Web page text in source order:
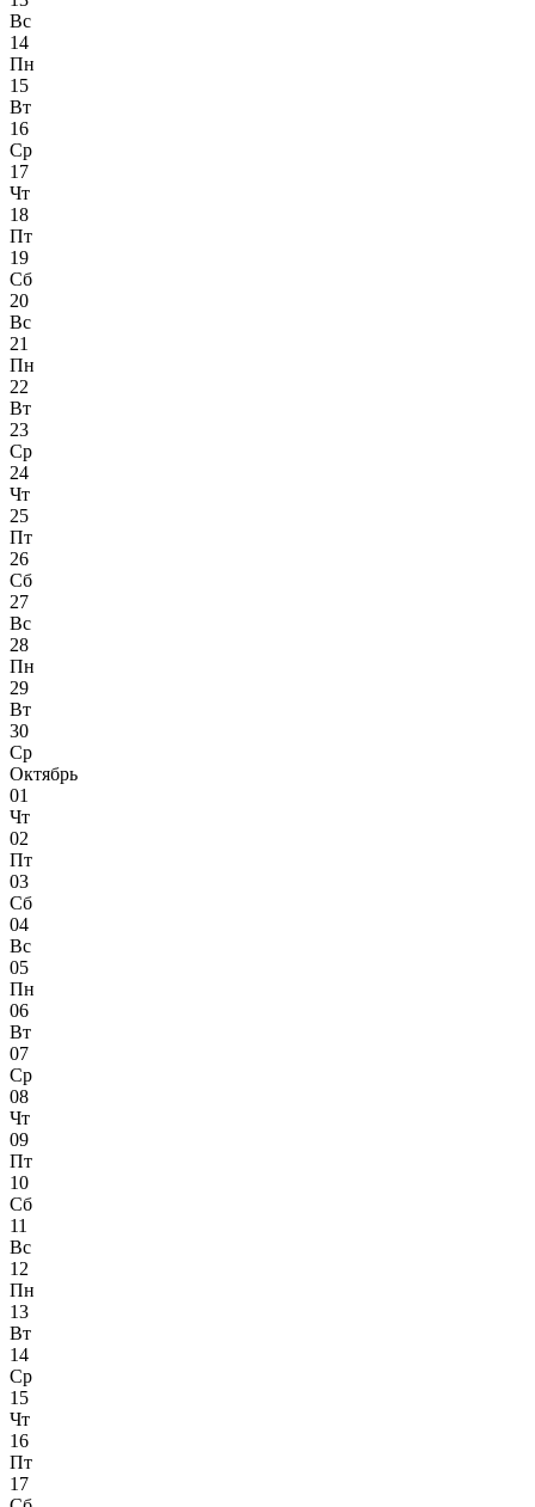
Вс
14
Пн
15
Вт
16
Ср
17
Чт
18
Пт
19
Сб
20
Вс
21
Пн
22
Вт
23
Ср
24
Чт
25
Пт
26
Сб
27
Вс
28
Пн
29
Вт
30
Ср
Октябрь
01
Чт
02
Пт
03
Сб
04
Вс
05
Пн
06
Вт
07
Ср
08
Чт
09
Пт
10
Сб
11
Вс
12
Пн
13
Вт
14
Ср
15
Чт
16
Пт
17